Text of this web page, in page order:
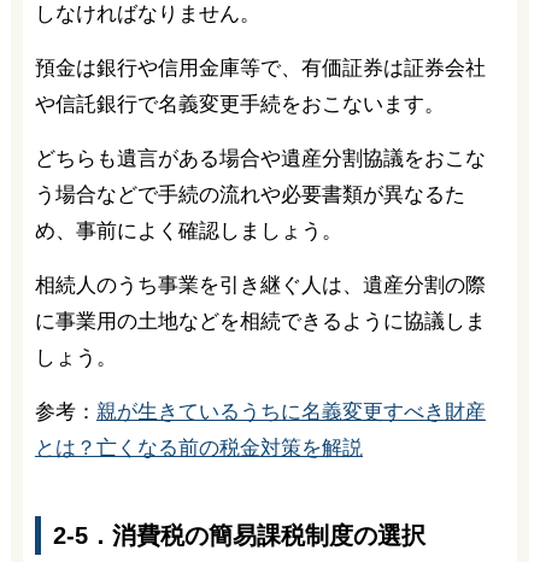
しなければなりません。
預金は銀行や信用金庫等で、有価証券は証券会社
や信託銀行で名義変更手続をおこないます。
どちらも遺言がある場合や遺産分割協議をおこな
う場合などで手続の流れや必要書類が異なるた
め、事前によく確認しましょう。
相続人のうち事業を引き継ぐ人は、遺産分割の際
に事業用の土地などを相続できるように協議しま
しょう。
参考： 親が生きているうちに名義変更すべき財産
とは？亡くなる前の税金対策を解説
2-5．消費税の簡易課税制度の選択